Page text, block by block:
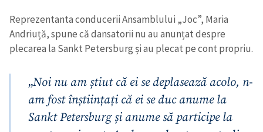
Reprezentanta conducerii Ansamblului „Joc”, Maria
Andriuță, spune că dansatorii nu au anunțat despre
plecarea la Sankt Petersburg și au plecat pe cont propriu.
„Noi nu am știut că ei se deplasează acolo, n-
am fost înștiințați că ei se duc anume la
Sankt Petersburg și anume să participe la